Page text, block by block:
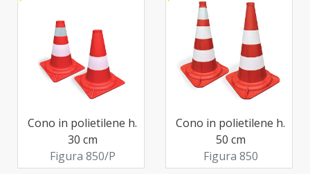
Cono in polietilene h.
30 cm
Figura 850/P
Cono in polietilene h.
50 cm
Figura 850